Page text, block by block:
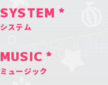
SYSTEM
システム
MUSIC
ミュージック